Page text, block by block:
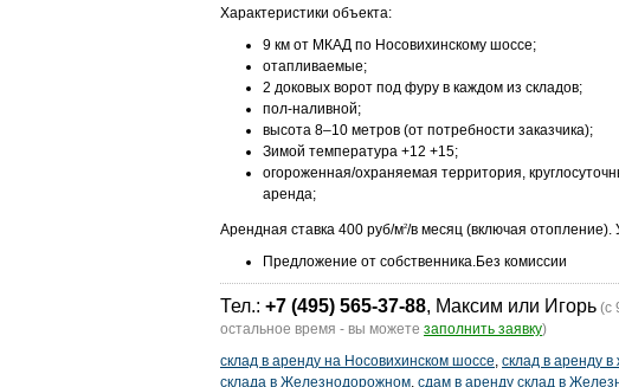
Характеристики объекта:
9 км от МКАД по Носовихинскому шоссе;
отапливаемые;
2 доковых ворот под фуру в каждом из складов;
пол-наливной;
высота 8–10 метров (от потребности заказчика);
Зимой температура +12 +15;
огороженная/охраняемая территория,
аренда;
Арендная ставка 400 руб/м2/в месяц (включая
Предложение от собственника.Без комиссии
Тел.: +7 (495) 565-37-88, Максим или Игорь (с
остальное время - вы можете заполнить заявку)
склад в аренду на Носовихинском шоссе, склад в аренду
склада в Железнодорожном, сдам в аренду склад в